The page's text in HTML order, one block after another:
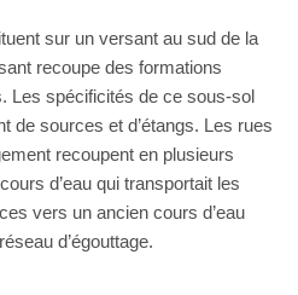
sur un versant au sud de la
recoupe des formations
Les spécificités de ce sous-sol
de sources et d’étangs. Les rues
recoupent en plusieurs
d’eau qui transportait les
vers un ancien cours d’eau
d’égouttage.